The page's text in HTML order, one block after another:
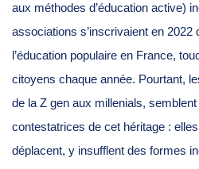
aux méthodes d’éducation active)
associations s’inscrivaient en
l’éducation populaire en France,
citoyens chaque année. Pourtant,
de la Z gen aux millenials,
contestatrices de cet héritage :
déplacent, y insufflent des formes